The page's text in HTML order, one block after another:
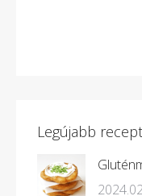
Legújabb